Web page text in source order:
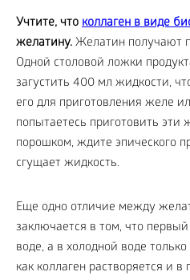
Учтите, что коллаген в виде
желатину. Желатин получают
Одной столовой ложки
загустить 400 мл жидкости,
его для приготовления желе
попытаетесь приготовить
порошком, ждите эпического
сгущает жидкость.
Еще одно отличие между
заключается в том, что
воде, а в холодной воде
как коллаген растворяется и